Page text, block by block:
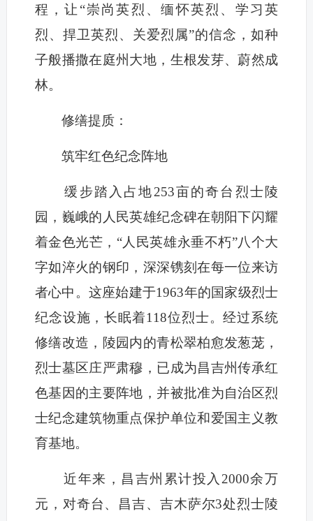
程，让“崇尚英烈、缅怀英烈、学习英
烈、捍卫英烈、关爱烈属”的信念，如种
子般播撒在庭州大地，生根发芽、蔚然成
林。
修缮提质：
筑牢红色纪念阵地
缓步踏入占地253亩的奇台烈士陵
园，巍峨的人民英雄纪念碑在朝阳下闪耀
着金色光芒，“人民英雄永垂不朽”八个大
字如淬火的钢印，深深镌刻在每一位来访
者心中。这座始建于1963年的国家级烈士
纪念设施，长眠着118位烈士。经过系统
修缮改造，陵园内的青松翠柏愈发葱茏，
烈士墓区庄严肃穆，已成为昌吉州传承红
色基因的主要阵地，并被批准为自治区烈
士纪念建筑物重点保护单位和爱国主义教
育基地。
近年来，昌吉州累计投入2000余万
元，对奇台、昌吉、吉木萨尔3处烈士陵